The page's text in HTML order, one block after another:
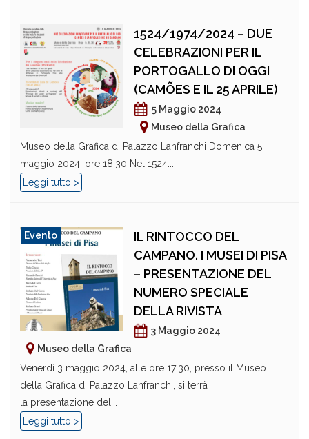
1524/1974/2024 – DUE
CELEBRAZIONI PER IL
PORTOGALLO DI OGGI
(CAMÕES E IL 25 APRILE)
5 Maggio 2024
Museo della Grafica
Museo della Grafica di Palazzo Lanfranchi Domenica 5
maggio 2024, ore 18:30 Nel 1524...
Leggi tutto >
Evento
IL RINTOCCO DEL
CAMPANO. I MUSEI DI PISA
– PRESENTAZIONE DEL
NUMERO SPECIALE
DELLA RIVISTA
3 Maggio 2024
Museo della Grafica
Venerdì 3 maggio 2024, alle ore 17:30, presso il Museo
della Grafica di Palazzo Lanfranchi, si terrà
la presentazione del...
Leggi tutto >